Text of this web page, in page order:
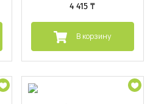
4 415 ₸
В корзину